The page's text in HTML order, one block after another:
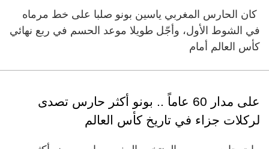
كان الحارس المغربي ياسين بونو صلبا على خط مرماه
في الشوط الأول، وأجّل طويلا موعد الحسم في ربع نهائي
كأس العالم أمام
على مدار 60 عاماً .. بونو أكثر حارس تصدى
لركلات جزاء في تاريخ كأس العالم